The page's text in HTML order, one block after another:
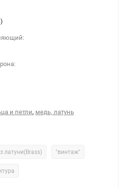
и петли, медь, латунь
латуни(Brass) "винтаж"